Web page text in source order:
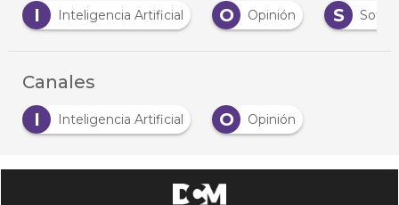
Inteligencia Artificial O Opinión S Software
Canales
I
Inteligencia Artificial O Opinión